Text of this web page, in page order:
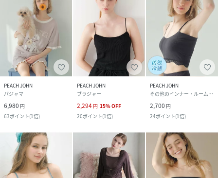
PEACH JOHN
パジャマ
6,980 円
63ポイント(1倍)
PEACH JOHN
ブラジャー
2,294 円 15%OFF
20ポイント(1倍)
PEACH JOHN
その他のインナー・ルームウェア
2,700 円
24ポイント(1倍)